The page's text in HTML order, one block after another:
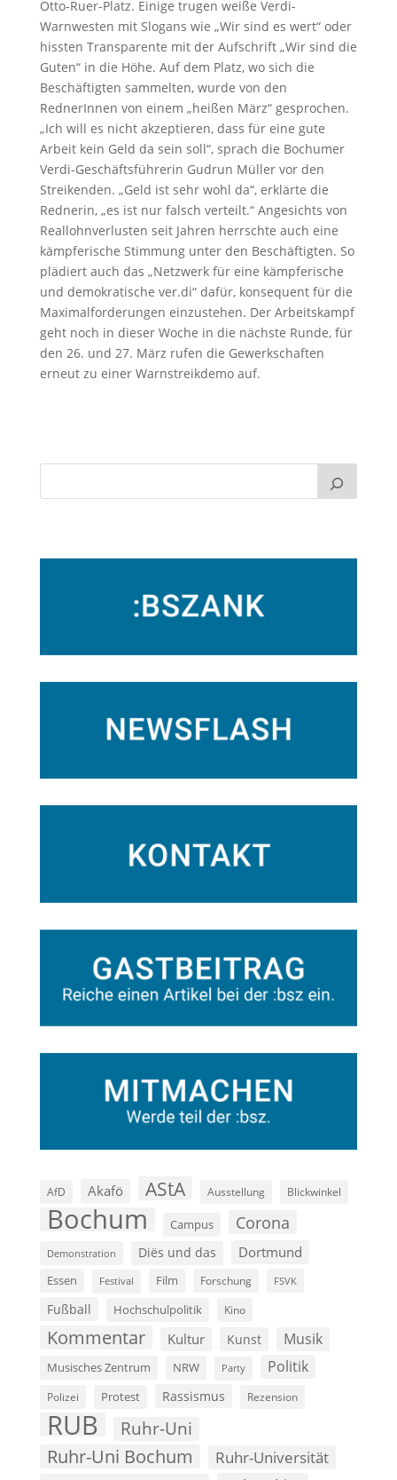
Otto-Ruer-Platz. Einige trugen weiße Verdi-
Warnwesten mit Slogans wie „Wir sind es wert“ oder
hissten Transparente mit der Aufschrift „Wir sind die
Guten“ in die Höhe. Auf dem Platz, wo sich die
Beschäftigten sammelten, wurde von den
RednerInnen von einem „heißen März“ gesprochen.
„Ich will es nicht akzeptieren, dass für eine gute
Arbeit kein Geld da sein soll“, sprach die Bochumer
Verdi-Geschäftsführerin Gudrun Müller vor den
Streikenden. „Geld ist sehr wohl da“, erklärte die
Rednerin, „es ist nur falsch verteilt.“ Angesichts von
Reallohnverlusten seit Jahren herrschte auch eine
kämpferische Stimmung unter den Beschäftigten. So
plädiert auch das „Netzwerk für eine kämpferische
und demokratische ver.di“ dafür, konsequent für die
Maximalforderungen einzustehen. Der Arbeitskampf
geht noch in dieser Woche in die nächste Runde, für
den 26. und 27. März rufen die Gewerkschaften
erneut zu einer Warnstreikdemo auf.
AfD Akafö AStA Ausstellung Blickwinkel
Bochum Campus Corona
Demonstration Diës und das Dortmund
Essen Festival Film Forschung FSVK
Fußball Hochschulpolitik Kino
Kommentar Kultur Kunst Musik
Musisches Zentrum NRW Party Politik
Polizei Protest Rassismus Rezension
RUB Ruhr-Uni
Ruhr-Uni Bochum Ruhr-Universität